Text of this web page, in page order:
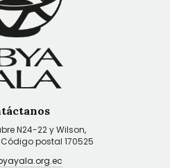
N24-22 y Wilson,
Código postal 170525